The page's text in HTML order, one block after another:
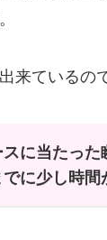
来ているの
スに当たっ
に少し時間